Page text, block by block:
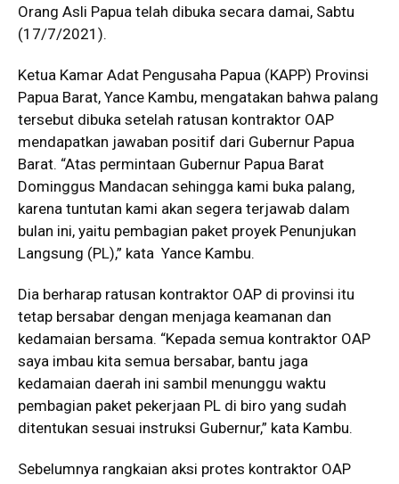
Orang Asli Papua telah dibuka secara damai, Sabtu
(17/7/2021).
Ketua Kamar Adat Pengusaha Papua (KAPP) Provinsi
Papua Barat, Yance Kambu, mengatakan bahwa palang
tersebut dibuka setelah ratusan kontraktor OAP
mendapatkan jawaban positif dari Gubernur Papua
Barat. “Atas permintaan Gubernur Papua Barat
Dominggus Mandacan sehingga kami buka palang,
karena tuntutan kami akan segera terjawab dalam
bulan ini, yaitu pembagian paket proyek Penunjukan
Langsung (PL),” kata Yance Kambu.
Dia berharap ratusan kontraktor OAP di provinsi itu
tetap bersabar dengan menjaga keamanan dan
kedamaian bersama. “Kepada semua kontraktor OAP
saya imbau kita semua bersabar, bantu jaga
kedamaian daerah ini sambil menunggu waktu
pembagian paket pekerjaan PL di biro yang sudah
ditentukan sesuai instruksi Gubernur,” kata Kambu.
Sebelumnya rangkaian aksi protes kontraktor OAP